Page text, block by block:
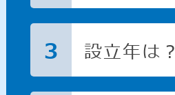
3 設立年は？